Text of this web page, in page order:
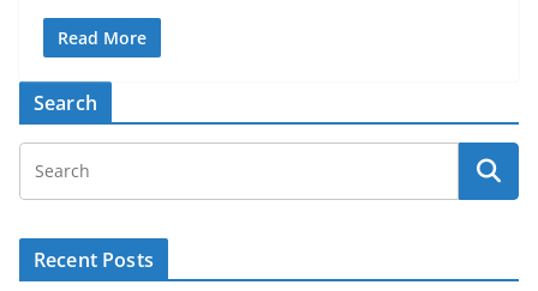
Read More
Search
Recent Posts